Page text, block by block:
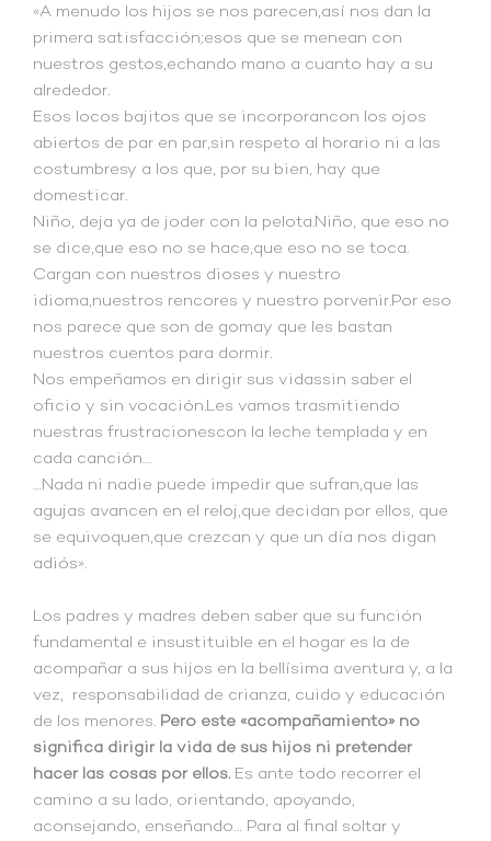
«A menudo los hijos se nos parecen,así nos dan la
primera satisfacción;esos que se menean con
nuestros gestos,echando mano a cuanto hay a su
alrededor.
Esos locos bajitos que se incorporancon los ojos
abiertos de par en par,sin respeto al horario ni a las
costumbresy a los que, por su bien, hay que
domesticar.
Niño, deja ya de joder con la pelota.Niño, que eso no
se dice,que eso no se hace,que eso no se toca.
Cargan con nuestros dioses y nuestro
idioma,nuestros rencores y nuestro porvenir.Por eso
nos parece que son de gomay que les bastan
nuestros cuentos para dormir.
Nos empeñamos en dirigir sus vidassin saber el
oficio y sin vocación.Les vamos trasmitiendo
nuestras frustracionescon la leche templada y en
cada canción…
…Nada ni nadie puede impedir que sufran,que las
agujas avancen en el reloj,que decidan por ellos, que
se equivoquen,que crezcan y que un día nos digan
adiós».
Los padres y madres deben saber que su función
fundamental e insustituible en el hogar es la de
acompañar a sus hijos en la bellísima aventura y, a la
vez, responsabilidad de crianza, cuido y educación
de los menores. Pero este «acompañamiento» no
significa dirigir la vida de sus hijos ni pretender
hacer las cosas por ellos.Es ante todo recorrer el
camino a su lado, orientando, apoyando,
aconsejando, enseñando… Para al final soltar y